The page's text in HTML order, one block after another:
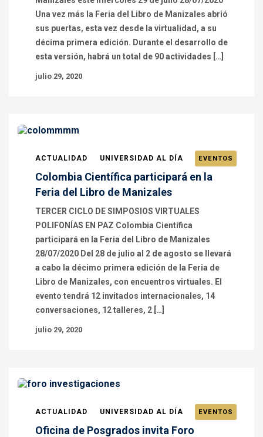
Una vez más la Feria del Libro de Manizales abrió
sus puertas, esta vez desde la virtualidad, a su
décima primera edición. Durante el desarrollo de
esta versión, habrá un total de 90 actividades […]
julio 29, 2020
ACTUALIDAD UNIVERSIDAD AL DÍA EVENTOS
Colombia Científica participará en la
Feria del Libro de Manizales
TERCER CICLO DE SIMPOSIOS VIRTUALES
POLIFONÍAS EN PAZ Colombia Científica
participará en la Feria del Libro de Manizales
28/07/2020 Del 28 de julio al 2 de agosto se llevará
a cabo la décimo primera edición de la Feria de
Libro de Manizales, con encuentros virtuales. El
evento tendrá 12 invitados internacionales, 14
conversaciones, 12 talleres, 2 […]
julio 29, 2020
ACTUALIDAD UNIVERSIDAD AL DÍA EVENTOS
Oficina de Posgrados invita Foro